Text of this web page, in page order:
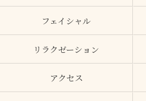
フェイシャル
リラクゼーション
アクセス